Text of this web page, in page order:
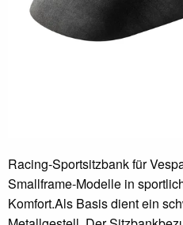
Racing-Sportsitzbank für
Smallframe-Modelle in
Komfort.Als Basis dient ein